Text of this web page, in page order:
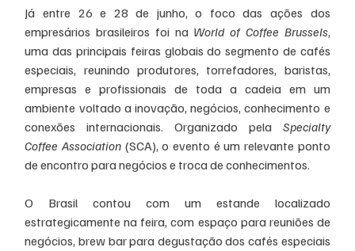
Já entre 26 e 28 de junho, o foco das ações dos
empresários brasileiros foi na World of Coffee Brussels,
uma das principais feiras globais do segmento de cafés
especiais, reunindo produtores, torrefadores, baristas,
empresas e profissionais de toda a cadeia em um
ambiente voltado a inovação, negócios, conhecimento e
conexões internacionais. Organizado pela Specialty
Coffee Association (SCA), o evento é um relevante ponto
de encontro para negócios e troca de conhecimentos.
O Brasil contou com um estande localizado
estrategicamente na feira, com espaço para reuniões de
negócios, brew bar para degustação dos cafés especiais